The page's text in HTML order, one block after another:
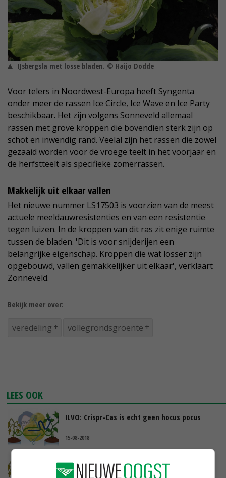
IJsbergsla met losse bladen. © Haijo Dodde
Voor telers in Noordwest-Europa heeft Syngenta
onder meer de rassen Ice Circle, Ice Wave en Ice Party
beschikbaar. Het zijn volgens Sonneveld allemaal
rassen met grove kroppen die bovendien sterk zijn op
schot en inwendig rand. Veelal zijn het rassen die zowel
gezaaid worden voor de vroege teelt in het voorjaar en
de herfstteelt als specifieke zomerrassen.
Makkelijk uit elkaar vallen
Het nieuwe nummer LS17503 is voorzien van de meest
actuele meeldauwresistenties en van een resistentie
tegen luizen. In de kroppen van dit ras zit enige ruimte
tussen de bladen. 'Dit is voor snijderijen een
belangrijke eigenschap. Kroppen die wat losser zijn
opgebouwd, vallen gemakkelijker uit elkaar', verklaart
Zonneveld.
Bekijk meer over:
veredeling vollegrondsgroente
LEES OOK
ILVO: Crispr-Cas is echt geen hocus pocus
15-08-2018
Wetenschappers starten petitie tegen
uitspraak Crispr-Cas